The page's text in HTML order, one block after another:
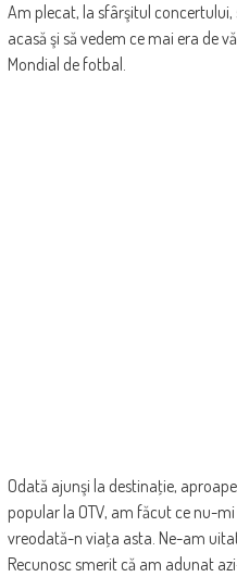
Am plecat, la sfârşitul
acasă şi să vedem ce mai era de
Mondial de fotbal.
Odată ajunşi la destinaţie,
popular la OTV, am făcut ce nu-
vreodată-n viaţa asta. Ne-am
Recunosc smerit că am adunat